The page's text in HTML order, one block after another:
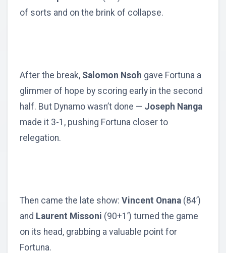
of sorts and on the brink of collapse.
After the break, Salomon Nsoh gave Fortuna a
glimmer of hope by scoring early in the second
half. But Dynamo wasn’t done — Joseph Nanga
made it 3-1, pushing Fortuna closer to
relegation.
Then came the late show: Vincent Onana (84’)
and Laurent Missoni (90+1’) turned the game
on its head, grabbing a valuable point for
Fortuna.